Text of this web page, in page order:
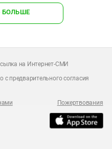
БОЛЬШЕ
на Интернет-СМИ
предварительного согласия
Пожертвования